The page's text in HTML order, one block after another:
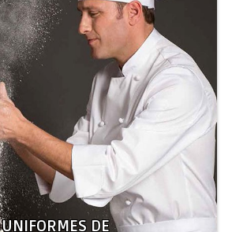
UNIFORMES DE